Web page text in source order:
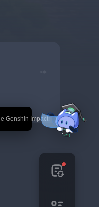
Genshin Impact!